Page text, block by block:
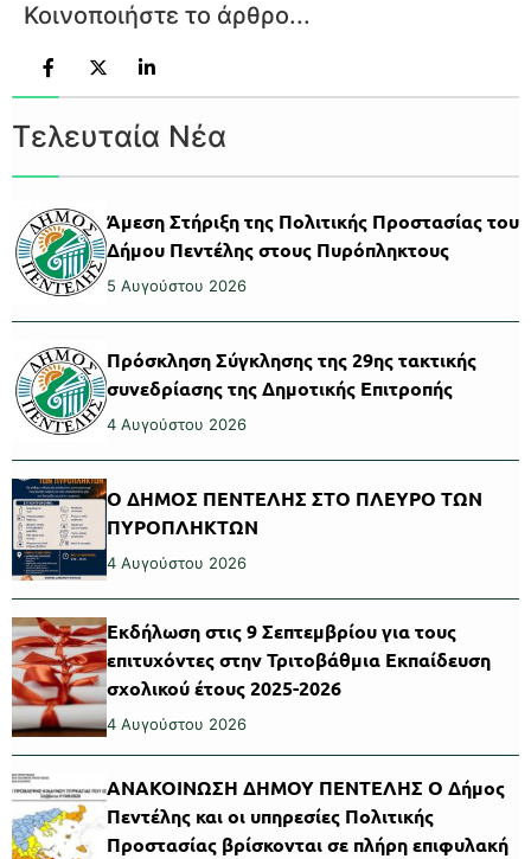
Κοινοποιήστε το άρθρο...
Τελευταία Νέα
Άμεση Στήριξη της Πολιτικής Προστασίας του
Δήμου Πεντέλης στους Πυρόπληκτους
5 Αυγούστου 2026
Πρόσκληση Σύγκλησης της 29ης τακτικής
συνεδρίασης της Δημοτικής Επιτροπής
4 Αυγούστου 2026
Ο ΔΗΜΟΣ ΠΕΝΤΕΛΗΣ ΣΤΟ ΠΛΕΥΡΟ ΤΩΝ
ΠΥΡΟΠΛΗΚΤΩΝ
4 Αυγούστου 2026
Εκδήλωση στις 9 Σεπτεμβρίου για τους
επιτυχόντες στην Τριτοβάθμια Εκπαίδευση
σχολικού έτους 2025-2026
4 Αυγούστου 2026
ΑΝΑΚΟΙΝΩΣΗ ΔΗΜΟΥ ΠΕΝΤΕΛΗΣ Ο Δήμος
Πεντέλης και οι υπηρεσίες Πολιτικής
Προστασίας βρίσκονται σε πλήρη επιφυλακή